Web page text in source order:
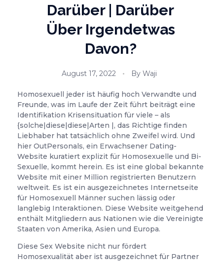
Darüber | Darüber
Über Irgendetwas
Davon?
August 17, 2022 By Waji
Homosexuell jeder ist häufig hoch Verwandte und
Freunde, was im Laufe der Zeit führt beiträgt eine
Identifikation Krisensituation für viele – als
{solche|diese|diese|Arten |, das Richtige finden
Liebhaber hat tatsächlich ohne Zweifel wird. Und
hier OutPersonals, ein Erwachsener Dating-
Website kuratiert explizit für Homosexuelle und Bi-
Sexuelle, kommt herein. Es ist eine global bekannte
Website mit einer Million registrierten Benutzern
weltweit. Es ist ein ausgezeichnetes Internetseite
für Homosexuell Männer suchen lässig oder
langlebig Interaktionen. Diese Website weitgehend
enthält Mitgliedern aus Nationen wie die Vereinigte
Staaten von Amerika, Asien und Europa.
Diese Sex Website nicht nur fördert
Homosexualität aber ist ausgezeichnet für Partner